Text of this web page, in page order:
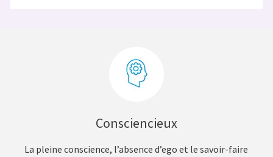
Consciencieux
La pleine conscience, l’absence d’ego et le savoir-faire